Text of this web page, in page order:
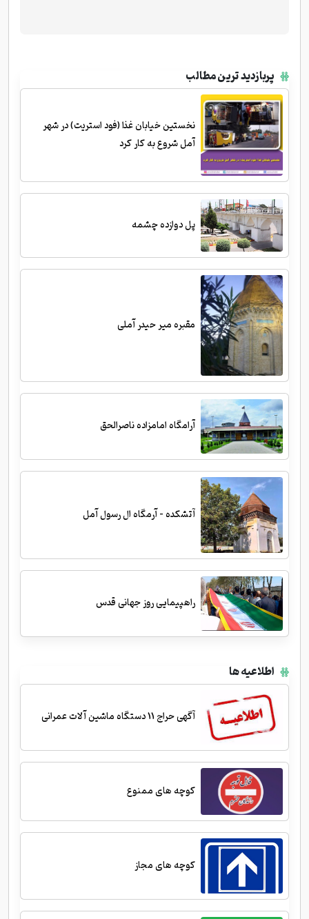
پربازدید ترین مطالب
نخستین خیابان غذا (فود استریت) در شهر
آمل شروع به کار کرد
پل دوازده چشمه
مقبره میر حیدر آملی
آرامگاه امامزاده ناصرالحق
آتشکده - آرمگاه ال رسول آمل
راهپیمایی روز جهانی قدس
اطلاعیه ها
آگهی حراج 11 دستگاه ماشین آلات عمرانی
کوچه های ممنوع
کوچه های مجاز